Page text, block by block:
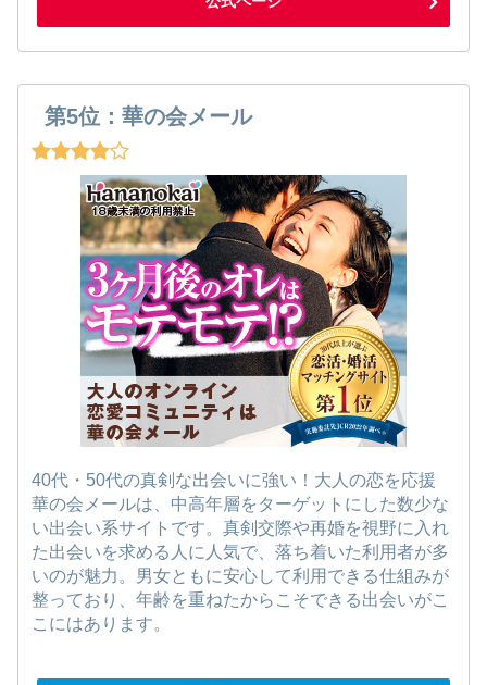
第5位：華の会メール
40代・50代の真剣な出会いに強い！大人の恋を応援
華の会メールは、中高年層をターゲットにした数少な
い出会い系サイトです。真剣交際や再婚を視野に入れ
た出会いを求める人に人気で、落ち着いた利用者が多
いのが魅力。男女ともに安心して利用できる仕組みが
整っており、年齢を重ねたからこそできる出会いがこ
こにはあります。